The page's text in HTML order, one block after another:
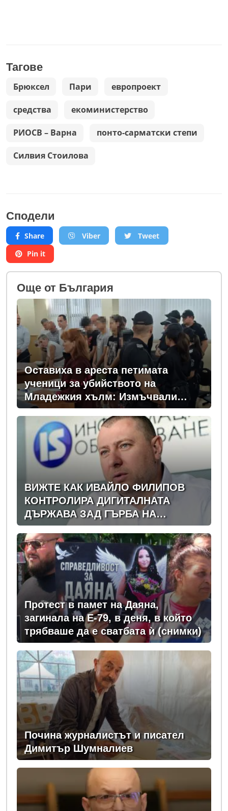
Тагове
Брюксел Пари европроект
средства екоминистерство
РИОСВ – Варна понто-сарматски степи
Силвия Стоилова
Сподели
Share Viber
Tweet
Pin it
Oще от България
Оставиха в ареста петимата
ученици за убийството на
Младежкия хълм: Измъчвали
Георги час, гаврили се с него и го
обрали
ВИЖТЕ КАК ИВАЙЛО ФИЛИПОВ
КОНТРОЛИРА ДИГИТАЛНАТА
ДЪРЖАВА ЗАД ГЪРБА НА
ПРАВИТЕЛСТВОТО?
(РАЗСЛЕДВАНЕ)
Протест в памет на Даяна,
загинала на Е-79, в деня, в който
трябваше да е сватбата ѝ (снимки)
Почина журналистът и писател
Димитър Шумналиев